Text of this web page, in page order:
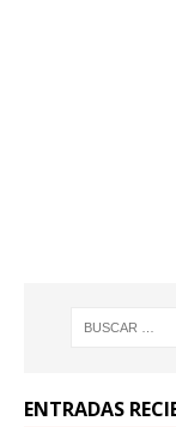
ENTRADAS